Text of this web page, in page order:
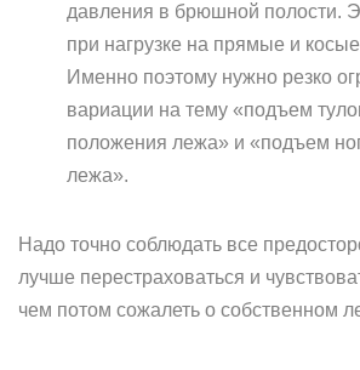
давления в брюшной полости.
при нагрузке на прямые и
Именно поэтому нужно резко
вариации на тему «подъем
положения лежа» и «подъем
лежа».
Надо точно соблюдать все
лучше перестраховаться и
чем потом сожалеть о собственном